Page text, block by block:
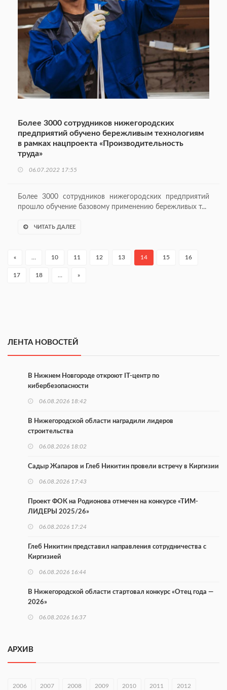
Более 3000 сотрудников нижегородских
предприятий обучено бережливым технологиям
в рамках нацпроекта «Производительность
труда»
06.07.2022 17:55
Более 3000 сотрудников нижегородских предприятий
прошло обучение базовому применению бережливых т...
ЧИТАТЬ ДАЛЕЕ
« … 10 11 12 13 14 15 16
17 18 … »
ЛЕНТА НОВОСТЕЙ
В Нижнем Новгороде откроют IT-центр по
кибербезопасности
06.08.2026 18:42
В Нижегородской области наградили лидеров
строительства
06.08.2026 18:02
Садыр Жапаров и Глеб Никитин провели встречу в Киргизии
06.08.2026 17:43
Проект ФОК на Родионова отмечен на конкурсе «ТИМ-
ЛИДЕРЫ 2025/26»
06.08.2026 17:24
Глеб Никитин представил направления сотрудничества с
Киргизией
06.08.2026 16:44
В Нижегородской области стартовал конкурс «Отец года —
2026»
06.08.2026 16:37
раза
АРХИВ
2006 2007 2008 2009 2010 2011 2012